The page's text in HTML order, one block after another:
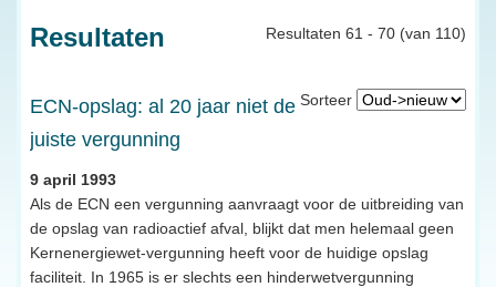
Resultaten 61 - 70 (van 110)
Resultaten
Sorteer
ECN-opslag: al 20 jaar niet de
juiste vergunning
9 april 1993
Als de ECN een vergunning aanvraagt voor de uitbreiding van
de opslag van radioactief afval, blijkt dat men helemaal geen
Kernenergiewet-vergunning heeft voor de huidige opslag
faciliteit. In 1965 is er slechts een hinderwetvergunning